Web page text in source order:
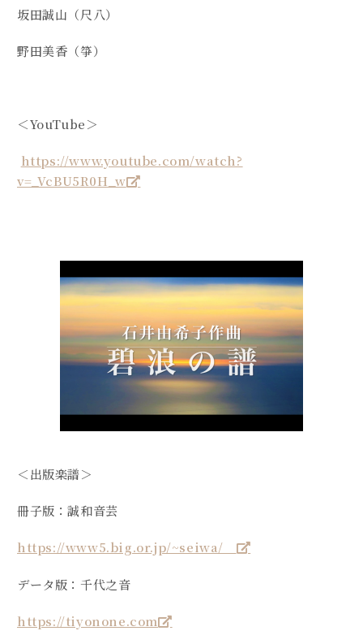
坂田誠山（尺八）
野田美香（箏）
＜YouTube＞
https://www.youtube.com/watch?
v=_VcBU5R0H_w
＜出版楽譜＞
冊子版：誠和音芸
https://www5.big.or.jp/~seiwa/
データ版：千代之音
https://tiyonone.com